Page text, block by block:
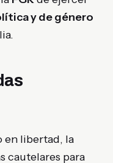
y de género
en libertad, la
cautelares para